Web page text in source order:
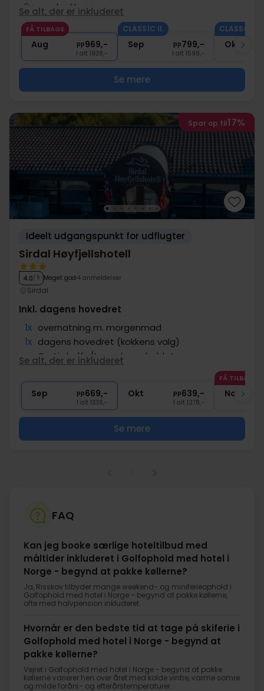
2x madpakke
∞ Gratis parkering
2x Gratis kaffe/te i lobbyen
Se alt, der er inkluderet
FÅ TILBAGE
Aug pp969,-
I alt 1938,-
CLASSIC II.
Sep pp799,-
I alt 1598,-
CLASSIC II.
Okt
Se mere
Spar op til17%
Ideelt udgangspunkt for udflugter
Sirdal Høyfjellshotell
4.0/ 5 Meget god 4 anmeldelser
Sirdal
Inkl. dagens hovedret
1x overnatning m. morgenmad
1x dagens hovedret (kokkens valg)
∞
Gratis kaffe/te under opholdet
∞ Gratis parkering
Se alt, der er inkluderet
Sep pp669,-
I alt 1338,-
Okt pp639,-
I alt 1278,-
FÅ TILBAGE
Nov
Se mere
FAQ
Kan jeg booke særlige hoteltilbud med
måltider inkluderet i Golfophold med hotel i
Norge - begynd at pakke køllerne?
Ja, Risskov tilbyder mange weekend- og miniferieophold i
Golfophold med hotel i Norge - begynd at pakke køllerne,
ofte med halvpension inkluderet.
Hvornår er den bedste tid at tage på skiferie i
Golfophold med hotel i Norge - begynd at
pakke køllerne?
Vejret i Golfophold med hotel i Norge - begynd at pakke
køllerne varierer hen over året med kolde vintre, varme somre
og milde forårs- og efterårstemperaturer.